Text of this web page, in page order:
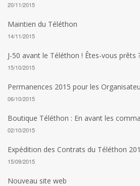
20/11/2015
Maintien du Téléthon
14/11/2015
J-50 avant le Téléthon ! Êtes-vous prêts
15/10/2015
Permanences 2015 pour les
06/10/2015
Boutique Téléthon : En avant les
02/10/2015
Expédition des Contrats du Téléthon
15/09/2015
Nouveau site web